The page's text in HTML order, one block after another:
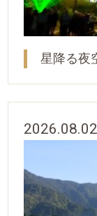
星降る夜
2026.08.02